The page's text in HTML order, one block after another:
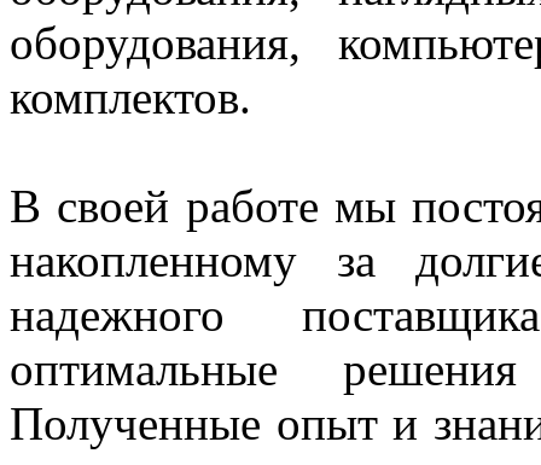
оборудования,
комплектов.
В своей работе мы
накопленному за
надежного
оптимальные
Полученные опыт и